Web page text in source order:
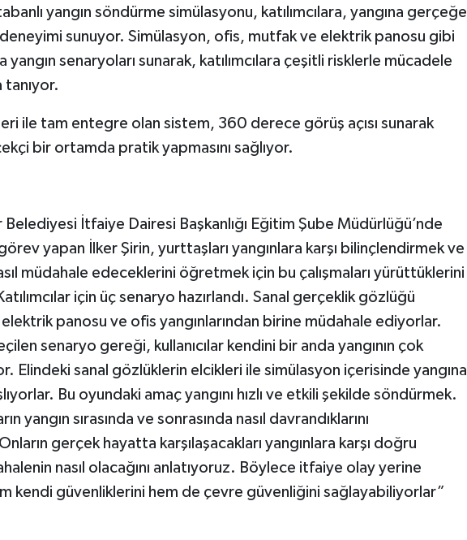
yangın söndürme simülasyonu, katılımcılara, yangına gerçeğe
deneyimi sunuyor. Simülasyon, ofis, mutfak ve elektrik panosu gibi
yangın senaryoları sunarak, katılımcılara çeşitli risklerle mücadele
tanıyor.
ile tam entegre olan sistem, 360 derece görüş açısı sunarak
bir ortamda pratik yapmasını sağlıyor.
Belediyesi İtfaiye Dairesi Başkanlığı Eğitim Şube Müdürlüğü’nde
yapan İlker Şirin, yurttaşları yangınlara karşı bilinçlendirmek ve
müdahale edeceklerini öğretmek için bu çalışmaları yürüttüklerini
için üç senaryo hazırlandı. Sanal gerçeklik gözlüğü
panosu ve ofis yangınlarından birine müdahale ediyorlar.
senaryo gereği, kullanıcılar kendini bir anda yangının çok
Elindeki sanal gözlüklerin elcikleri ile simülasyon içerisinde yangına
Bu oyundaki amaç yangını hızlı ve etkili şekilde söndürmek.
yangın sırasında ve sonrasında nasıl davrandıklarını
gerçek hayatta karşılaşacakları yangınlara karşı doğru
nasıl olacağını anlatıyoruz. Böylece itfaiye olay yerine
kendi güvenliklerini hem de çevre güvenliğini sağlayabiliyorlar”